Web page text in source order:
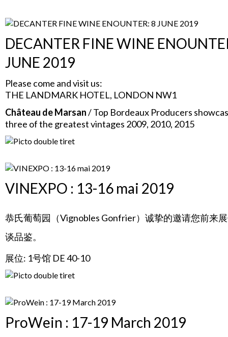
DECANTER FINE WINE
JUNE 2019
Please come and visit us:
THE LANDMARK HOTEL, LONDON NW1
Château de Marsan/ Top Bordeaux Producers
three of the greatest vintages 2009, 2010, 2015
VINEXPO : 13-16 mai 2019
恭氏葡萄园（Vignobles Gonfrier）诚挚的邀请您前来
谈品鉴。
展位: 1号馆 DE 40-10
ProWein : 17-19 March 2019